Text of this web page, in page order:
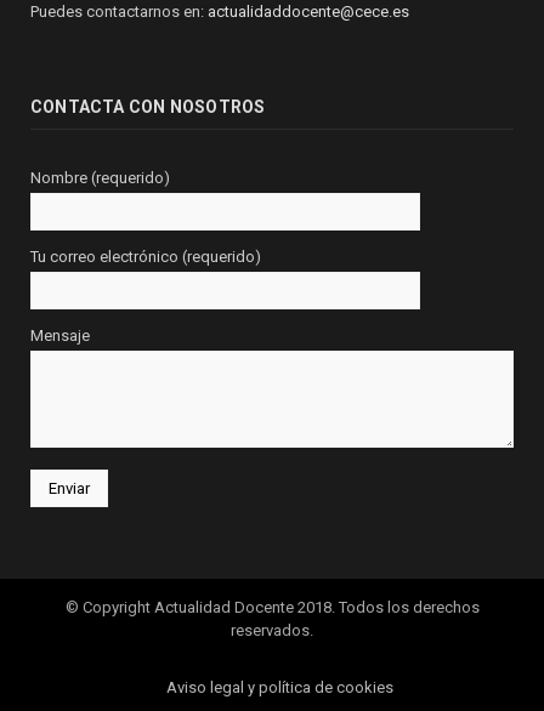
Puedes contactarnos en: actualidaddocente@cece.es
CONTACTA CON NOSOTROS
Nombre (requerido)
Tu correo electrónico (requerido)
Mensaje
© Copyright Actualidad Docente 2018. Todos los derechos
reservados.
Aviso legal y política de cookies